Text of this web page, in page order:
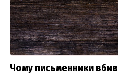
Чому письменники